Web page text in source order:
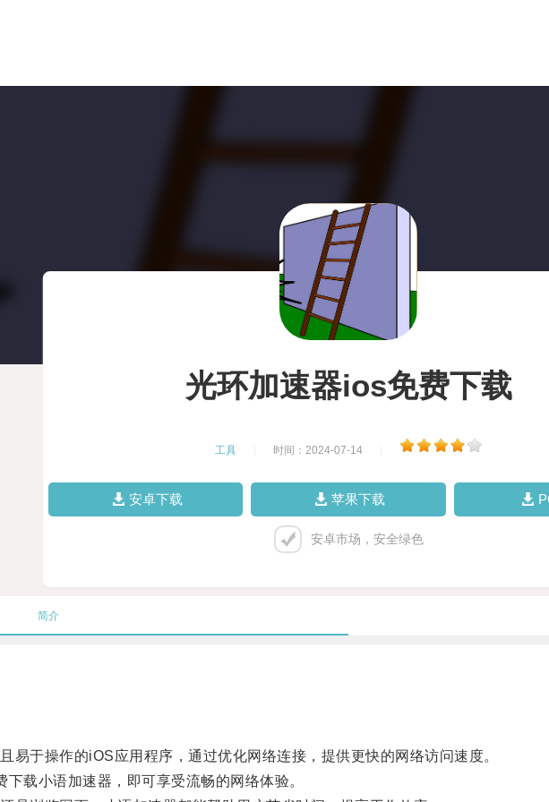
光环加速器ios免费下载
工具 时间：2024-07-14
安卓下载 苹果下载
安卓市场，安全绿色
简介
于操作的iOS应用程序，通过优化网络连接，提供更快的网络访问速度。
小语加速器，即可享受流畅的网络体验。